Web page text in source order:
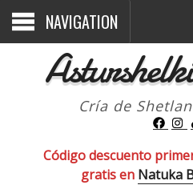
NAVIGATION
Cría de
Código descuento
gratis en Natuka